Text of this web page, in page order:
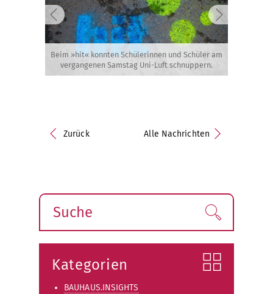
Beim »hit« konnten Schülerinnen und Schüler am
vergangenen Samstag Uni-Luft schnuppern.
Zurück Alle Nachrichten
Suche Finden!
Kategorien
BAUHAUS.INSIGHTS